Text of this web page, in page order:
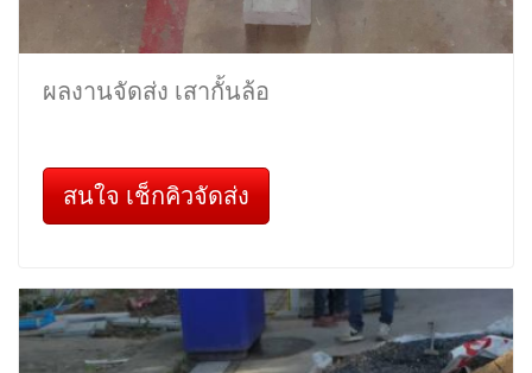
ผลงานจัดส่ง เสากั้นล้อ
สนใจ เช็กคิวจัดส่ง